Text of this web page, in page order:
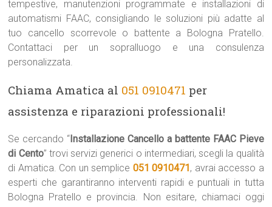
tempestive, manutenzioni programmate e installazioni di
automatismi FAAC, consigliando le soluzioni più adatte al
tuo cancello scorrevole o battente a Bologna Pratello.
Contattaci per un sopralluogo e una consulenza
personalizzata.
Chiama Amatica al 051 0910471 per
assistenza e riparazioni professionali!
Se cercando “Installazione Cancello a battente FAAC Pieve
di Cento” trovi servizi generici o intermediari, scegli la qualità
di Amatica. Con un semplice 051 0910471, avrai accesso a
esperti che garantiranno interventi rapidi e puntuali in tutta
Bologna Pratello e provincia. Non esitare, chiamaci oggi